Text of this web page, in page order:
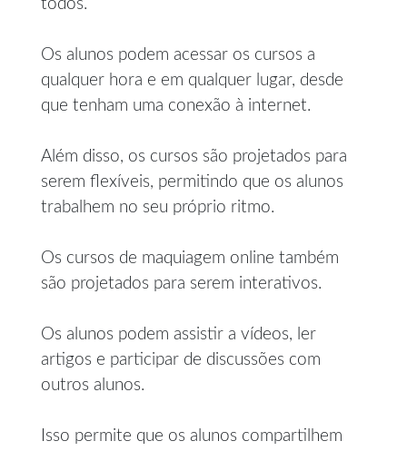
todos.
Os alunos podem acessar os cursos a
qualquer hora e em qualquer lugar, desde
que tenham uma conexão à internet.
Além disso, os cursos são projetados para
serem flexíveis, permitindo que os alunos
trabalhem no seu próprio ritmo.
Os cursos de maquiagem online também
são projetados para serem interativos.
Os alunos podem assistir a vídeos, ler
artigos e participar de discussões com
outros alunos.
Isso permite que os alunos compartilhem